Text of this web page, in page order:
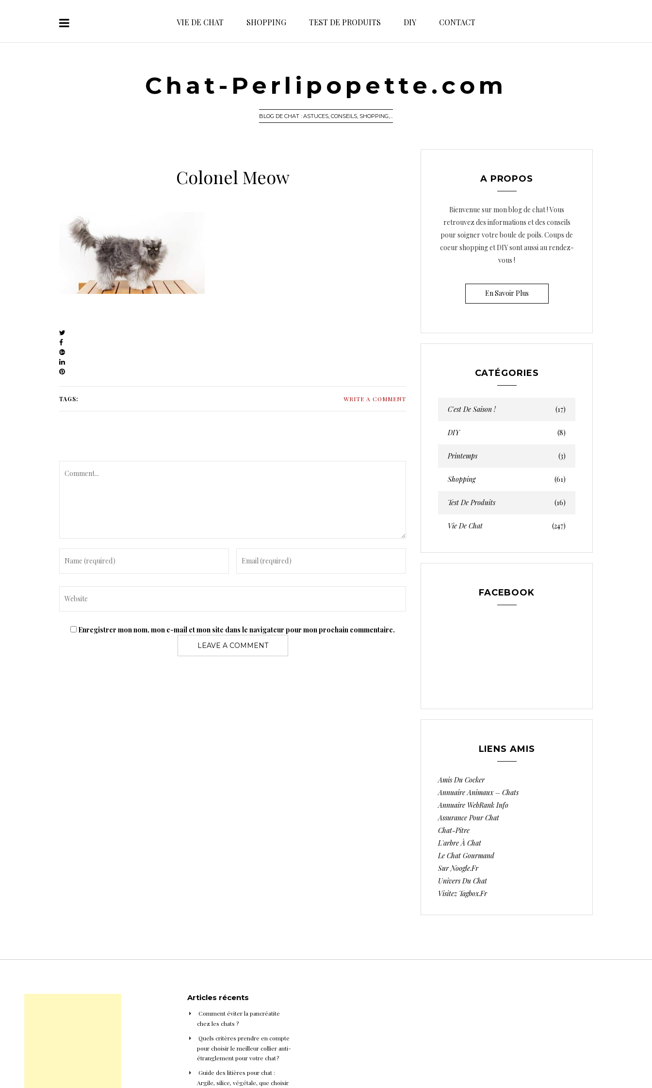
VIE DE CHAT SHOPPING TEST DE PRODUITS DIY CONTACT
Chat-Perlipopette.com
BLOG DE CHAT : ASTUCES, CONSEILS, SHOPPING,…
Colonel Meow
TAGS: WRITE A COMMENT
Enregistrer mon nom, mon e-mail et mon site dans le navigateur pour mon prochain commentaire.
A PROPOS
Bienvenue sur mon blog de chat ! Vous
retrouvez des informations et des conseils
pour soigner votre boule de poils. Coups de
coeur shopping et DIY sont aussi au rendez-
vous !
En Savoir Plus
CATÉGORIES
C'est De Saison ! (17)
DIY (8)
Printemps (3)
Shopping (61)
Test De Produits (16)
Vie De Chat (247)
FACEBOOK
LIENS AMIS
Amis Du Cocker
Annuaire Animaux – Chats
Annuaire WebRank Info
Assurance Pour Chat
Chat-Pitre
L'arbre À Chat
Le Chat Gourmand
Sur Noogle.fr
Univers Du Chat
Visitez Tagbox.fr
Articles récents
Comment éviter la pancréatite
chez les chats ?
Quels critères prendre en compte
pour choisir le meilleur collier anti-
étranglement pour votre chat ?
Guide des litières pour chat :
Argile, silice, végétale, que choisir